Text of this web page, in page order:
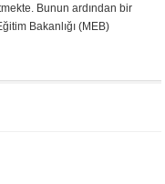
Bunun ardından bir
Bakanlığı (MEB)